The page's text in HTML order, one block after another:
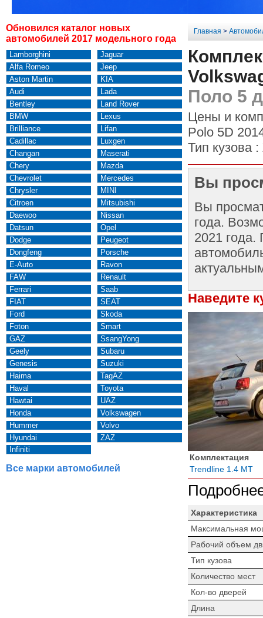
Обновился каталог новых
автомобилей 2017 модельного года
Lamborghini
Alfa Romeo
Aston Martin
Audi
Bentley
BMW
Brilliance
Cadillac
Changan
Chery
Chevrolet
Chrysler
Citroen
Daewoo
Datsun
Dodge
Dongfeng
E-Auto
FAW
Ferrari
FIAT
Ford
Foton
GAZ
Geely
Genesis
Haima
Haval
Hawtai
Honda
Hummer
Hyundai
Infiniti
Jaguar
Jeep
KIA
Lada
Land Rover
Lexus
Lifan
Luxgen
Maserati
Mazda
Mercedes
MINI
Mitsubishi
Nissan
Opel
Peugeot
Porsche
Ravon
Renault
Saab
SEAT
Skoda
Smart
SsangYong
Subaru
Suzuki
TagAZ
Toyota
UAZ
Volkswagen
Volvo
ZAZ
Все марки автомобилей
Главная >
Поло 5
Цены и
Polo 5D
Тип кузова :
Вы
Вы
года.
2021 года.
Наведите
Комплектация
Trendline 1.4 MT
Характеристика
Максимальная
Рабочий объем
Тип кузова
Количество мест
Кол-во дверей
Длина